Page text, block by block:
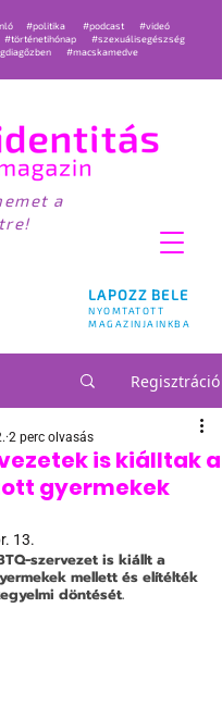
LAPOZZ BELE
NYOMTATOTT
MAGAZINJAINKBA
#politika #podcast
#videó
#történetihónap
#szexuálisegészség
#macskamedve
a
Regisztráció
is kiálltak a
gyermekek
2 perc olvasás
13.
szervezet is kiállt a
mellett és elítélték
döntését.